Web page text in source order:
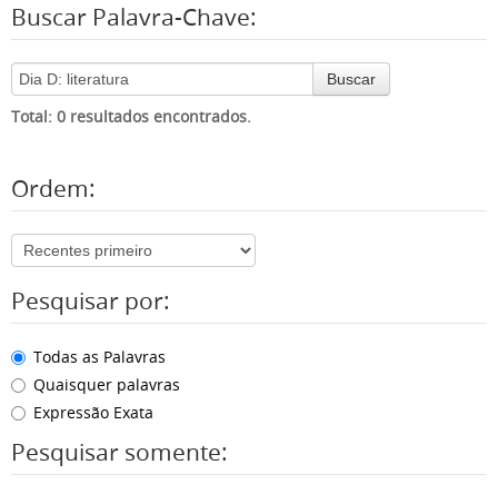
Buscar Palavra-Chave:
Buscar
Total: 0 resultados encontrados.
Ordem:
Pesquisar por:
Todas as Palavras
Quaisquer palavras
Expressão Exata
Pesquisar somente: